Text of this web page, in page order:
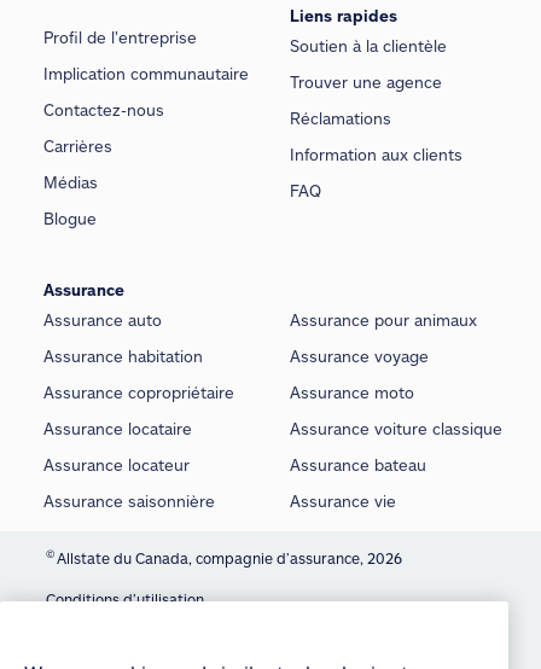
Profil de l’entreprise
Implication communautaire
Contactez-nous
Carrières
Médias
Blogue
Liens rapides
Soutien à la clientèle
Trouver une agence
Réclamations
Information aux clients
FAQ
Assurance
Assurance auto
Assurance habitation
Assurance copropriétaire
Assurance locataire
Assurance locateur
Assurance saisonnière
Assurance pour animaux
Assurance voyage
Assurance moto
Assurance voiture classique
Assurance bateau
Assurance vie
©Allstate du Canada, compagnie d’assurance, 2026
Conditions d’utilisation
We use cookies and similar technologies to